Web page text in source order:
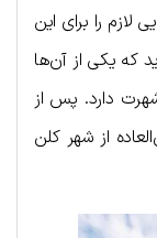
لازم را برای این
خواهید دید که یکی از آن‌ها
شهرت دارد. پس از
از شهر کلن